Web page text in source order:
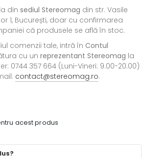
din sediul Stereomag din str. Vasile
1, București, doar cu confirmarea
că produsele se află în stoc.
comenzii tale, intră în Contul
cu un reprezentant Stereomag la
0744 357 664 (Luni-Vineri: 9.00-20.00)
contact@stereomag.ro.
acest produs